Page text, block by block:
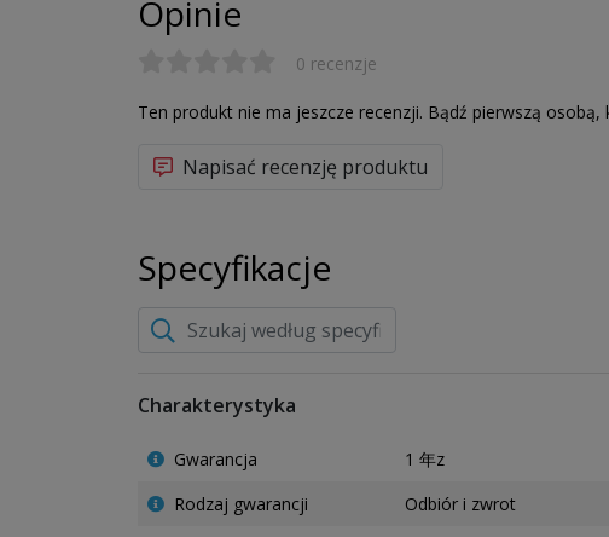
• obszary przechowywania suchej żywności
Regał podstawowy składa się z modułowej konstrukcji
wybranej liczby poziomów, składającej się z podkładów i
wyposażone w niezbędne otwory montażowe, w których
wytrzymałego stopu. Podkłady, które są dostępne w
długościach, można następnie po prostu docisnąć do
między tymi podkładami zostaną umieszczone łatwe w
półki. Są odpowiednie do temperatur do –30 ° C.
Zawsze można podłączyć 2 szafy rozszerzające do szafy
aluminiowe łączniki narożne, które nasuwa się na belki
podstawowego.
Opinie
0 recenzje
Ten produkt nie ma jeszcze recenzji. Bądź pierwszą
Napisać recenzję produktu
Specyfikacje
Charakterystyka
Gwarancja
1 年z
Rodzaj gwarancji
Odbiór i zwrot